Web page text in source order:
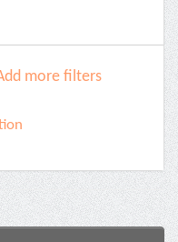
more filters